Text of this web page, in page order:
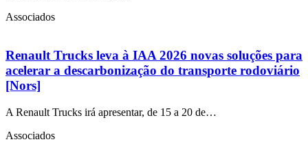
Associados
Renault Trucks leva à IAA 2026 novas soluções para
acelerar a descarbonização do transporte rodoviário
[Nors]
A Renault Trucks irá apresentar, de 15 a 20 de…
Associados